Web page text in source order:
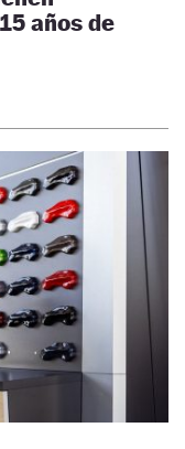
años de